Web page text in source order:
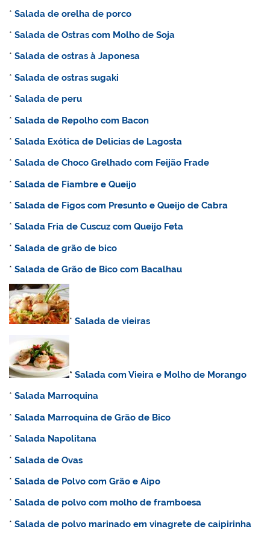
*Salada de orelha de porco
*Salada de Ostras com Molho de Soja
*Salada de ostras à Japonesa
*Salada de ostras sugaki
*Salada de peru
*Salada de Repolho com Bacon
*Salada Exótica de Delicias de Lagosta
*Salada de Choco Grelhado com Feijão Frade
*Salada de Fiambre e Queijo
*Salada de Figos com Presunto e Queijo de Cabra
*Salada Fria de Cuscuz com Queijo Feta
*Salada de grão de bico
*Salada de Grão de Bico com Bacalhau
*Salada de vieiras
*Salada com Vieira e Molho de Morango
*Salada Marroquina
*Salada Marroquina de Grão de Bico
*Salada Napolitana
*Salada de Ovas
*Salada de Polvo com Grão e Aipo
*Salada de polvo com molho de framboesa
*Salada de polvo marinado em vinagrete de caipirinha